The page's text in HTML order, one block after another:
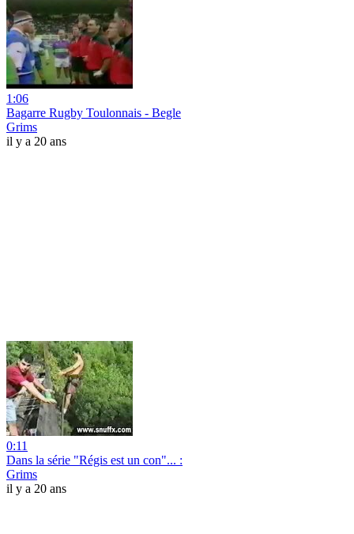
1:06
Bagarre Rugby Toulonnais - Begle
Grims
il y a 20 ans
0:11
Dans la série "Régis est un con"... :
Grims
il y a 20 ans